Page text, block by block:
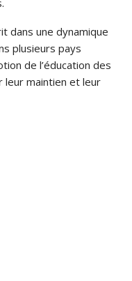
dans une dynamique
plusieurs pays
de l’éducation des
leur maintien et leur